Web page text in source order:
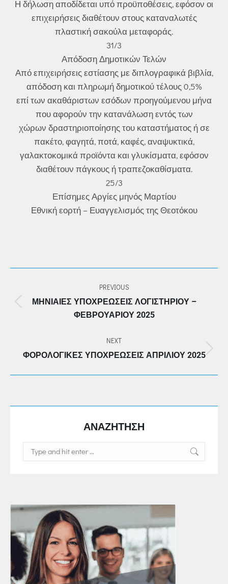
Η δήλωση αποδίδεται υπό προϋποθέσεις, εφόσον οι
επιχειρήσεις διαθέτουν στους καταναλωτές
πλαστική σακούλα μεταφοράς.
31/3
Απόδοση Δημοτικών Τελών
Από επιχειρήσεις εστίασης με διπλογραφικά βιβλία,
απόδοση και πληρωμή δημοτικού τέλους 0,5%
επί των ακαθάριστων εσόδων προηγούμενου μήνα
που αφορούν την κατανάλωση εντός των
χώρων δραστηριοποίησης του καταστήματος ή σε
πακέτο, φαγητά, ποτά, καφές, αναψυκτικά,
γαλακτοκομικά προϊόντα και γλυκίσματα, εφόσον
διαθέτουν πάγκους ή τραπεζοκαθίσματα.
25/3
Επίσημες Αργίες μηνός Μαρτίου
Εθνική εορτή – Ευαγγελισμός της Θεοτόκου
PREVIOUS
Previous
post:
ΜΗΝΙΑΙΕΣ ΥΠΟΧΡΕΩΣΕΙΣ ΛΟΓΙΣΤΗΡΙΟΥ –
ΦΕΒΡΟΥΑΡΙΟΥ 2025
NEXT
Next
ΦΟΡΟΛΟΓΙΚΕΣ ΥΠΟΧΡΕΩΣΕΙΣ ΑΠΡΙΛΙΟΥ 2025
ΑΝΑΖΗΤΗΣΗ
Search: